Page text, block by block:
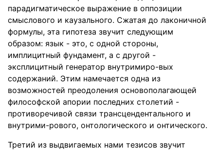
парадигматическое выражение в оппозиции
смыслового и каузального. Сжатая до лаконичной
формулы, эта гипотеза звучит следующим
образом: язык - это, с одной стороны,
имплицитный фундамент, а с другой -
эксплицитный генератор внутримиро-вых
содержаний. Этим намечается одна из
возможностей преодоления основополагающей
философской апории последних столетий -
противоречивой связи трансцендентального и
внутрими-рового, онтологического и онтического.
Третий из выдвигаемых нами тезисов звучит